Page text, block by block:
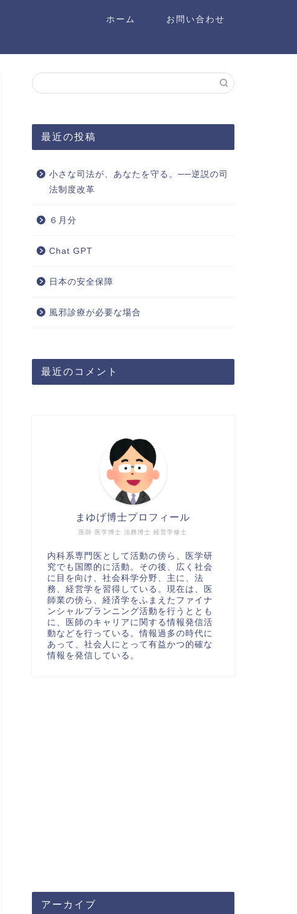
ホーム お問い合わせ
最近の投稿
小さな司法が、あなたを守る。──逆説の司
法制度改革
６月分
Chat GPT
日本の安全保障
風邪診療が必要な場合
最近のコメント
医師 医学博士 法務博士 経営学修士
まゆげ博士プロフィール
内科系専門医として活動の傍ら、医学研
究でも国際的に活動。その後、広く社会
に目を向け、社会科学分野、主に、法
務、経営学を習得している。現在は、医
師業の傍ら、経済学をふまえたファイナ
ンシャルプランニング活動を行うととも
に、医師のキャリアに関する情報発信活
動などを行っている。情報過多の時代に
あって、社会人にとって有益かつ的確な
情報を発信している。
アーカイブ